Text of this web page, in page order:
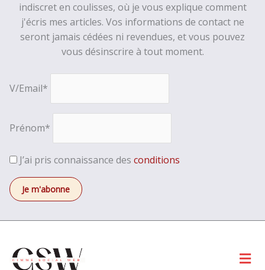
indiscret en coulisses, où je vous explique comment
j'écris mes articles. Vos informations de contact ne
seront jamais cédées ni revendues, et vous pouvez
vous désinscrire à tout moment.
V/Email*
Prénom*
J’ai pris connaissance des conditions